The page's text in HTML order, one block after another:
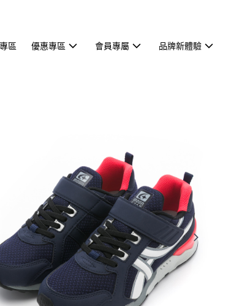
區 優惠專區 會員專屬 品牌新體驗